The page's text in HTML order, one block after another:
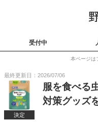
受付中
本ページは
最終更新日：2026/07/06
決定
服を食べる
対策グッズ